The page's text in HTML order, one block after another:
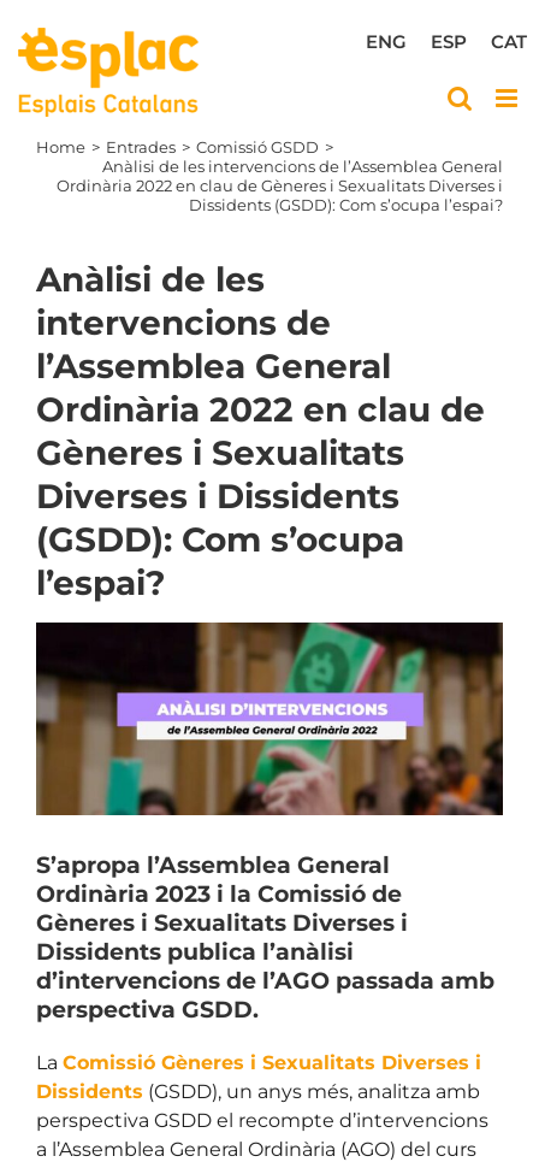
content
CAT
ESP
ENG
Home Entrades
Comissió GSDD
Anàlisi de les intervencions de l’Assemblea General
Ordinària 2022 en clau de Gèneres i Sexualitats Diverses i
Dissidents (GSDD): Com s’ocupa l’espai?
Anàlisi de les
intervencions de
l’Assemblea General
Ordinària 2022 en clau de
Gèneres i Sexualitats
Diverses i Dissidents
(GSDD): Com s’ocupa
l’espai?
Image
S’apropa l’Assemblea General
Ordinària 2023 i la Comissió de
Gèneres i Sexualitats Diverses i
Dissidents publica l’anàlisi
d’intervencions de l’AGO passada amb
perspectiva GSDD.
La Comissió Gèneres i Sexualitats Diverses i
Dissidents (GSDD), un anys més, analitza amb
perspectiva GSDD el recompte d’intervencions
a l’Assemblea General Ordinària (AGO) del curs